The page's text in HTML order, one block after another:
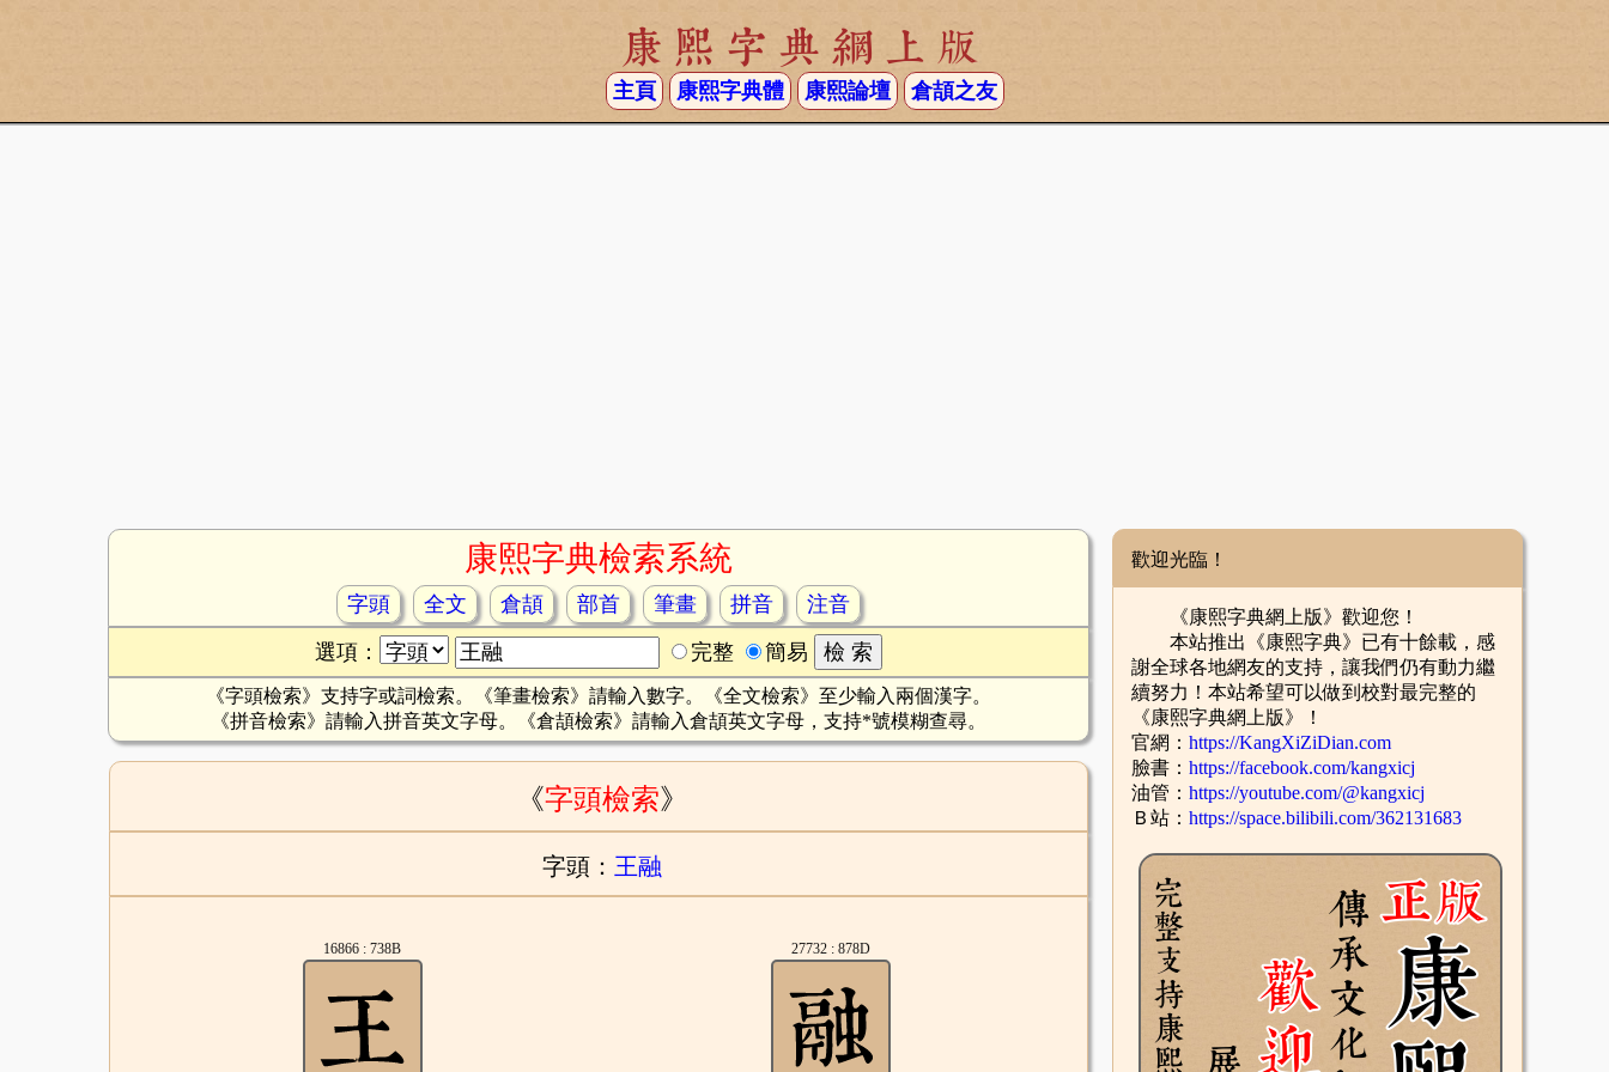
康熙字典網上版
主頁 康熙字典體 康熙論壇 倉頡之友
康熙字典檢索系統
字頭 全文 倉頡 部首 筆畫 拼音
注音
選項：
完整 簡易
《字頭檢索》支持字或詞檢索。《筆畫檢索》請輸入數字。《全文檢索》至少輸入兩個漢字。
《拼音檢索》請輸入拼音英文字母。《倉頡檢索》請輸入倉頡英文字母，支持*號模糊查尋。
《字頭檢索》
字頭： 王融
16866 : 738B 27732 : 878D
歡迎光臨！
《康熙字典網上版》歡迎您！
本站推出《康熙字典》已有十餘載，感
謝全球各地網友的支持，讓我們仍有動力繼
續努力！本站希望可以做到校對最完整的
《康熙字典網上版》！
官網： https://KangXiZiDian.com
臉書： https://facebook.com/kangxicj
油管： https://youtube.com/@kangxicj
Ｂ站： https://space.bilibili.com/362131683